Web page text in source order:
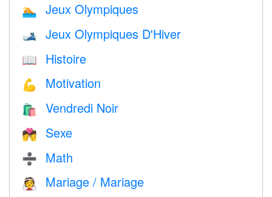
🏊 Jeux Olympiques
🎿 Jeux Olympiques D'Hiver
📖 Histoire
💪 Motivation
🛍 Vendredi Noir
💏 Sexe
➗ Math
👰 Mariage / Mariage